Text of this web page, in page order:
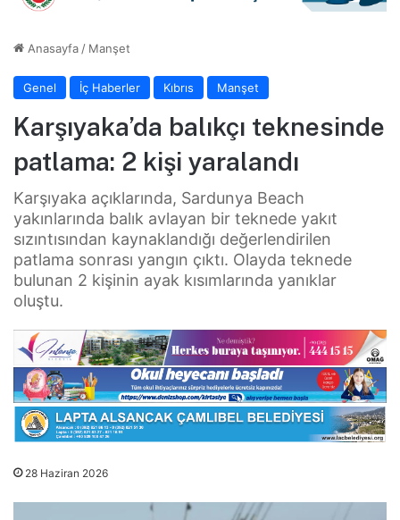
Anasayfa / Manşet
Genel İç Haberler Kıbrıs Manşet
Karşıyaka’da balıkçı teknesinde
patlama: 2 kişi yaralandı
Karşıyaka açıklarında, Sardunya Beach
yakınlarında balık avlayan bir teknede yakıt
sızıntısından kaynaklandığı değerlendirilen
patlama sonrası yangın çıktı. Olayda teknede
bulunan 2 kişinin ayak kısımlarında yanıklar
oluştu.
28 Haziran 2026